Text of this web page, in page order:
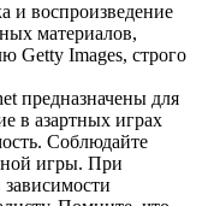
и воспроизведение
материалов,
Getty Images, строго
предназначены для
в азартных играх
Соблюдайте
игры. При